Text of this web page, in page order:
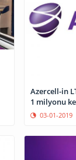
Azercell-in
1 milyonu
03-01-2019